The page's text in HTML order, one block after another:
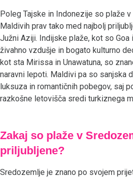
Poleg Tajske in Indonezije so plaže v
Maldivih prav tako med najbolj
Južni Aziji. Indijske plaže, kot so Goa
živahno vzdušje in bogato kulturno
kot sta Mirissa in Unawatuna, so
naravni lepoti. Maldivi pa so sanjska
luksuza in romantičnih pobegov, saj
razkošne letovišča sredi turkiznega
Zakaj so plaže v
priljubljene?
Sredozemlje je znano po svojem